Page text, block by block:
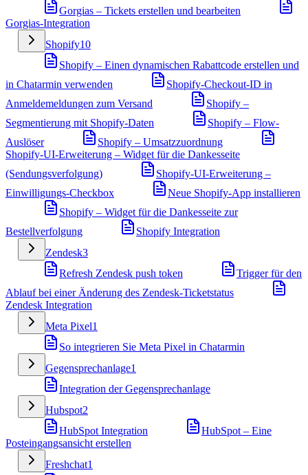
Gorgias – Tickets erstellen und bearbeiten
Gorgias-Integration
Shopify10
Shopify – Einen dynamischen Rabattcode erstellen und
in Chatarmin verwenden
Shopify-Checkout-ID in
Anmeldemeldungen zum Versand
Shopify –
Segmentierung mit Shopify-Daten
Shopify – Flow-
Auslöser
Shopify – Umsatzzuordnung
Shopify-UI-Erweiterung – Widget für die Dankesseite
(Sendungsverfolgung)
Shopify-UI-Erweiterung –
Einwilligungs-Checkbox
Neue Shopify-App installieren
Shopify – Widget für die Dankesseite zur
Bestellverfolgung
Shopify Integration
Zendesk3
Refresh Zendesk push token
Trigger für den
Ablauf bei einer Änderung des Zendesk-Ticketstatus
Zendesk Integration
Meta Pixel1
So integrieren Sie Meta Pixel in Chatarmin
Gegensprechanlage1
Integration der Gegensprechanlage
Hubspot2
HubSpot Integration
HubSpot – Eine
Posteingangsansicht erstellen
Freshchat1